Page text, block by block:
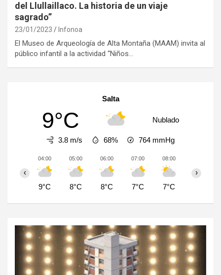
del Llullaillaco. La historia de un viaje
sagrado”
23/01/2023 Infonoa
El Museo de Arqueología de Alta Montaña (MAAM) invita al
público infantil a la actividad “Niños…
Salta
9°C Nublado
3.8 m/s 68% 764 mmHg
04:00
9°C
05:00
8°C
06:00
8°C
07:00
7°C
08:00
7°C
‹ ›